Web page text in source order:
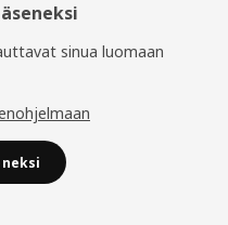
sinua luomaan